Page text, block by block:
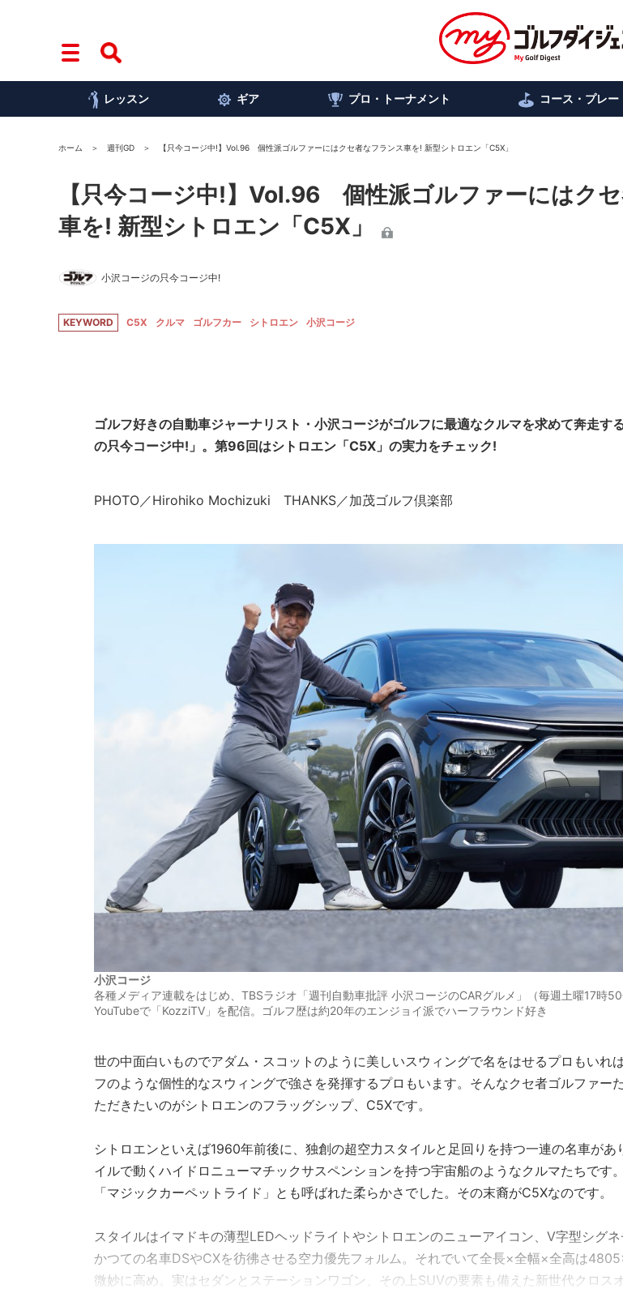
レッスン ギア プロ・トーナメント コース・プレー
ホーム 週刊GD 【只今コージ中!】Vol.96 個性派ゴルファーにはクセ者なフランス車を! 新型シトロエン「C5X」
【只今コージ中!】Vol.96 個性派ゴルファーにはク
車を! 新型シトロエン「C5X」
小沢コージの只今コージ中!
KEYWORD C5X クルマ ゴルフカー シトロエン 小沢コージ
ゴルフ好きの自動車ジャーナリスト・小沢コージがゴルフに最適なクルマを求めて奔走す
の只今コージ中!」。第96回はシトロエン「C5X」の実力をチェック!
PHOTO／Hirohiko Mochizuki THANKS／加茂ゴルフ倶楽部
小沢コージ
各種メディア連載をはじめ、TBSラジオ「週刊自動車批評 小沢コージのCARグルメ」（毎週土曜17時50
YouTubeで「KozziTV」を配信。ゴルフ歴は約20年のエンジョイ派でハーフラウンド好き
世の中面白いものでアダム・スコットのように美しいスウィングで名をはせるプロもいれ
フのような個性的なスウィングで強さを発揮するプロもいます。そんなクセ者ゴルファー
ただきたいのがシトロエンのフラッグシップ、C5Xです。
シトロエンといえば1960年前後に、独創の超空力スタイルと足回りを持つ一連の名車があ
イルで動くハイドロニューマチックサスペンションを持つ宇宙船のようなクルマたちです
「マジックカーペットライド」とも呼ばれた柔らかさでした。その末裔がC5Xなのです。
スタイルはイマドキの薄型LEDヘッドライトやシトロエンのニューアイコン、V字型シグネ
かつての名車DSやCXを彷彿させる空力優先フォルム。それでいて全長×全幅×全高は
微妙に高め。実はセダンとステーションワゴン、その上SUVの要素も備えた新世代クロス